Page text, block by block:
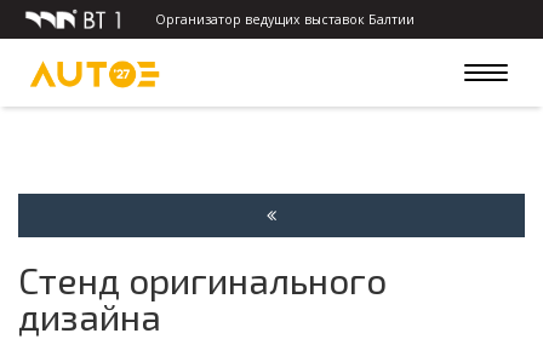
Организатор ведущих выставок Балтии
Toggle
Стенд оригинального
дизайна